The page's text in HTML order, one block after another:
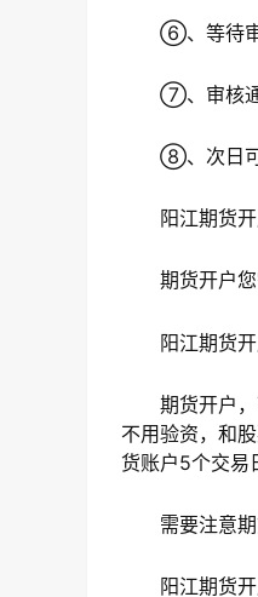
⑥、等待审
⑦、审核通过
⑧、次日可
阳江期货开
期货开户您
阳江期货开
期货开户，可
不用验资，和
货账户5个交易
需要注意期
阳江期货开